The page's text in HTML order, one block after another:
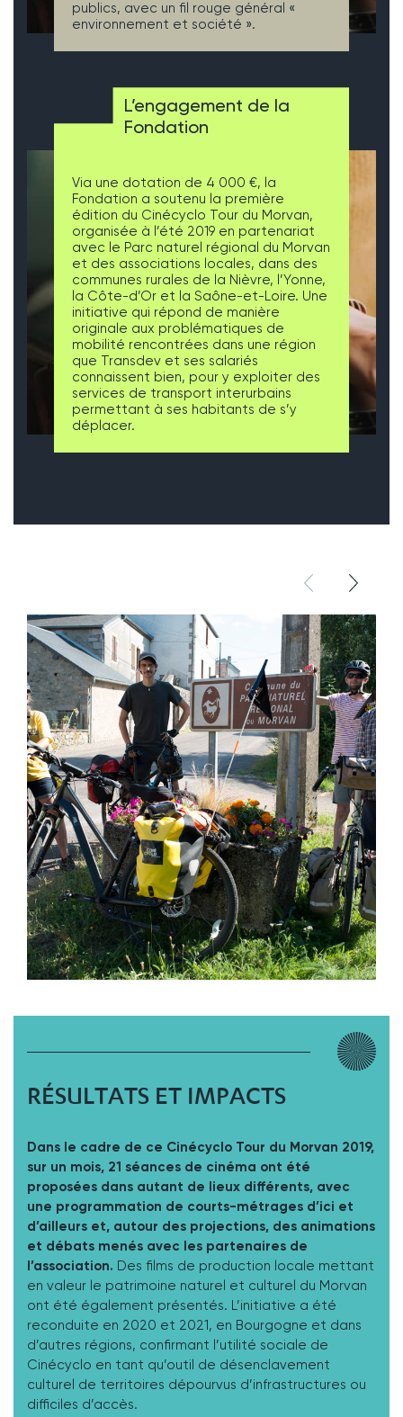
publics, avec un fil rouge général «
environnement et société ».
L’engagement de la
Fondation
Via une dotation de 4 000 €, la
Fondation a soutenu la première
édition du Cinécyclo Tour du Morvan,
organisée à l’été 2019 en partenariat
avec le Parc naturel régional du Morvan
et des associations locales, dans des
communes rurales de la Nièvre, l’Yonne,
la Côte-d’Or et la Saône-et-Loire. Une
initiative qui répond de manière
originale aux problématiques de
mobilité rencontrées dans une région
que Transdev et ses salariés
connaissent bien, pour y exploiter des
services de transport interurbains
permettant à ses habitants de s’y
déplacer.
élément
RÉSULTATS ET IMPACTS
Dans le cadre de ce Cinécyclo Tour du Morvan 2019,
sur un mois, 21 séances de cinéma ont été
proposées dans autant de lieux différents, avec
une programmation de courts-métrages d’ici et
d’ailleurs et, autour des projections, des animations
et débats menés avec les partenaires de
l’association. Des films de production locale mettant
en valeur le patrimoine naturel et culturel du Morvan
ont été également présentés. L’initiative a été
reconduite en 2020 et 2021, en Bourgogne et dans
d’autres régions, confirmant l’utilité sociale de
Cinécyclo en tant qu’outil de désenclavement
culturel de territoires dépourvus d’infrastructures ou
difficiles d’accès.